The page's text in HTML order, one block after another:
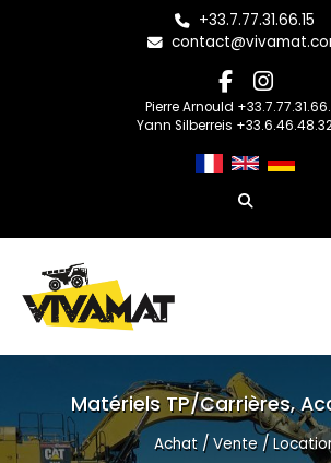
+33.7.77.31.66.15
Pierre Arnould
Yann Silberreis
Rechercher
Matériels TP/Carrières,
Achat / Vente /